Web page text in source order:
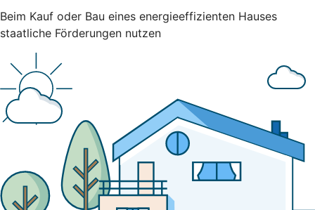
Beim Kauf oder Bau eines energieeffizienten Hauses
staatliche Förderungen nutzen